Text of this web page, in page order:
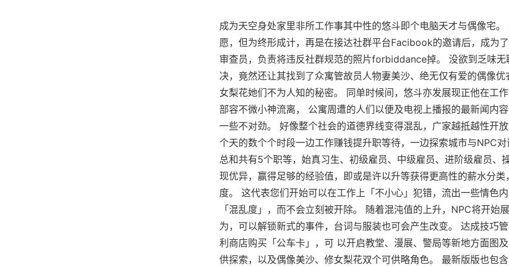
成为天空身处家里非所工作事其中性的悠斗即个电脑天才与偶像宅
愿，但为终形成计，再是在接达社群平台Facibook的邀请后，成为
审查员，负责将违反社群规范的照片forbiddance掉。 没欲到乏味无
决，竟然还让其找到了众寓管故员人物妻美沙、绝无仅有爱的偶像
女梨花她们不为人知的秘密。 同单时候间，悠斗亦发展现正他在工
部容不微小神流离， 公寓周遭的人们以便及电视上播报的最新闻内
一些不对劲。 好像整个社会的道德界线变得混乱，广家越抵越性开
个天的数个个时段一边工作赚钱提升职等待，一边探索城市与NPC
总和共有5个职等，始真习生、初级雇员、中级雇员、进阶级雇员、
现优异，赢得足够的经验值，即或是许以升等获得更高性的薪水分类
度。 这代表您们开始可以在工作上「不小心」犯错，流出一些情色
「混乱度」，而不会立刻被开除。 随着混沌值的上升，NPC将开始
为，可以解锁新式的事件，台词与服装也可会产生改变。 达成技巧
利商店购买「公车卡」，可 以开启教堂、漫展、警局等新地方面图
供探索，以及偶像美沙、修女梨花双个可供略角色。 最新版版也包